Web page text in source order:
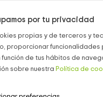
por tu privacidad
propias y de terceros y
proporcionar
de tus hábitos de
sobre nuestra Política de
Rurales)
Acceso Asfaltado
Baño Compartido